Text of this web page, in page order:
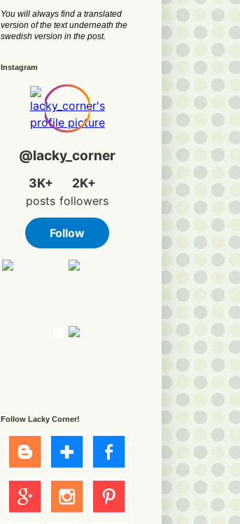
You will always find a translated
version of the text underneath the
swedish version in the post.
Instagram
Follow Lacky Corner!